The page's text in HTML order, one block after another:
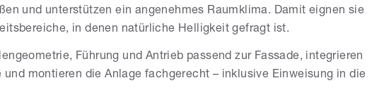
und unterstützen ein angenehmes Raumklima. Damit eignen sie
in denen natürliche Helligkeit gefragt ist.
Führung und Antrieb passend zur Fassade, integrieren
montieren die Anlage fachgerecht – inklusive Einweisung in die